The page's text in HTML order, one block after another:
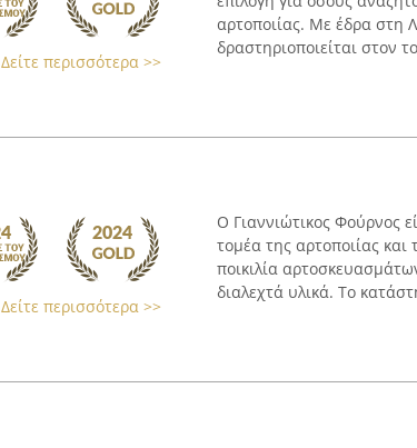
Δείτε περισσότερα >>
αρτοποιίας. Με έδρα στη
δραστηριοποιείται στον
Δείτε περισσότερα >>
Ο Γιαννιώτικος Φούρνος
τομέα της αρτοποιίας
ποικιλία
διαλεχτά υλικά. Το